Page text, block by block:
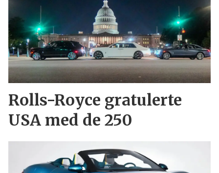
Rolls-Royce gratulerte
USA med de 250